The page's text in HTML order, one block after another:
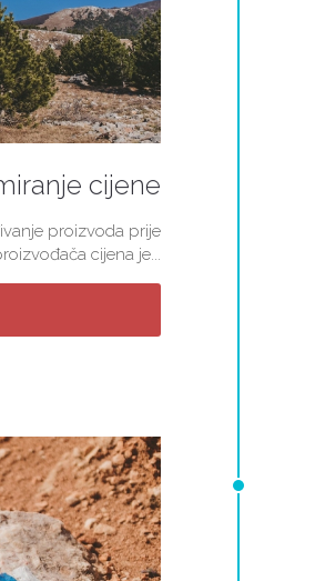
cijene
proizvoda prije
cijena je...